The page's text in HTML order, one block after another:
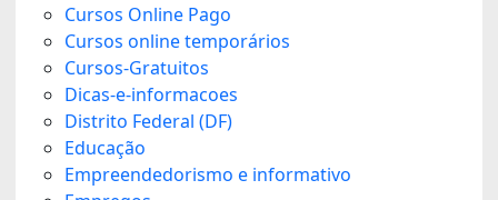
Cursos Online Pago
Cursos online temporários
Cursos-Gratuitos
Dicas-e-informacoes
Distrito Federal (DF)
Educação
Empreendedorismo e informativo